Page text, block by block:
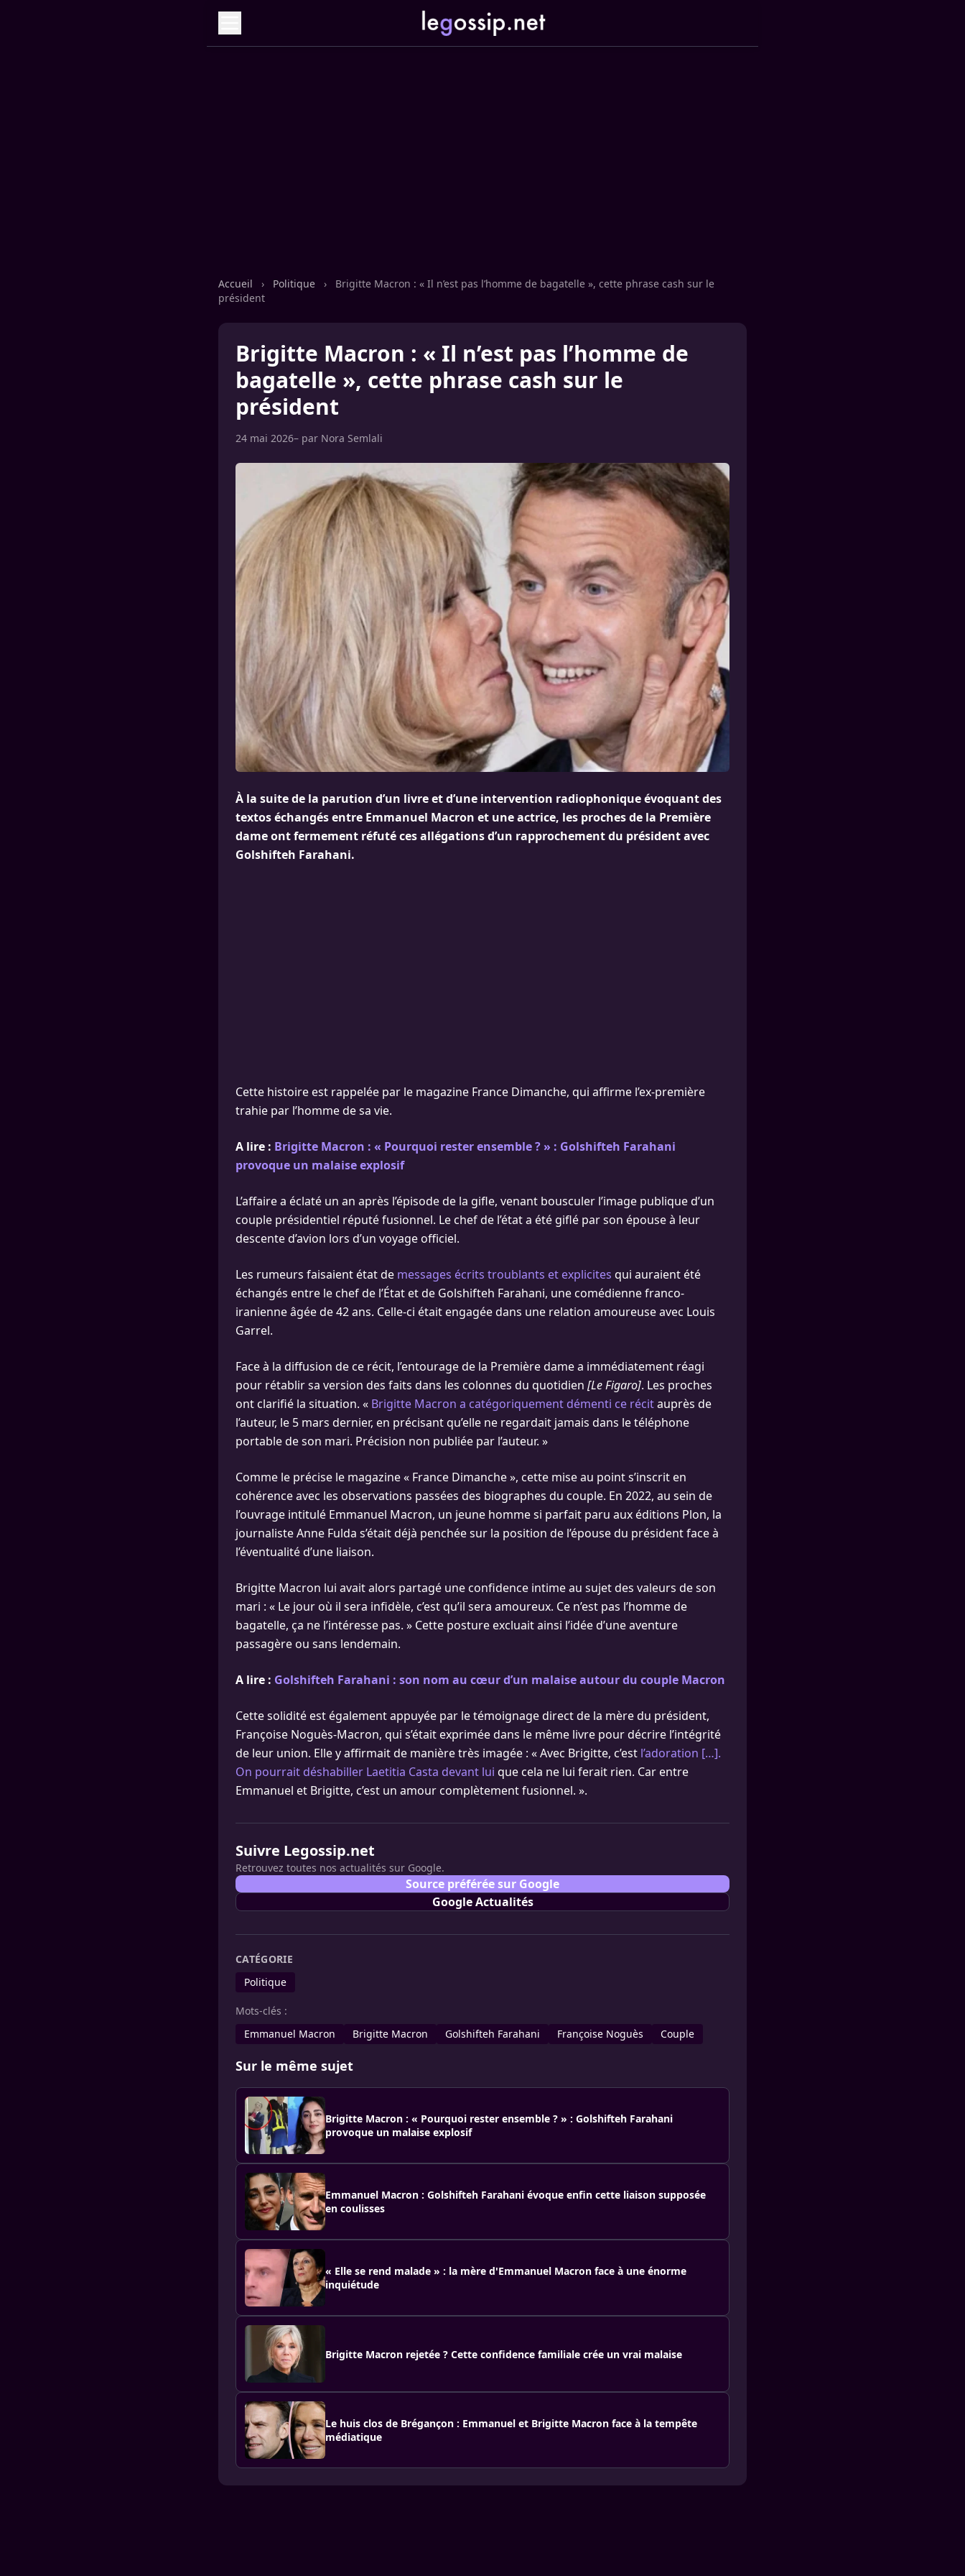
Accueil › Politique ›
Brigitte Macron : « Il n’est pas l’homme de bagatelle », cette phrase cash sur le
président
Brigitte Macron : « Il n’est pas l’homme de
bagatelle », cette phrase cash sur le
président
24 mai 2026– par Nora Semlali
À la suite de la parution d’un livre et d’une intervention radiophonique évoquant des
textos échangés entre Emmanuel Macron et une actrice, les proches de la Première
dame ont fermement réfuté ces allégations d’un rapprochement du président avec
Golshifteh Farahani.
Cette histoire est rappelée par le magazine France Dimanche, qui affirme l’ex-première
trahie par l’homme de sa vie.
A lire : Brigitte Macron : « Pourquoi rester ensemble ? » : Golshifteh Farahani
provoque un malaise explosif
L’affaire a éclaté un an après l’épisode de la gifle, venant bousculer l’image publique d’un
couple présidentiel réputé fusionnel. Le chef de l’état a été giflé par son épouse à leur
descente d’avion lors d’un voyage officiel.
Les rumeurs faisaient état de messages écrits troublants et explicites qui auraient été
échangés entre le chef de l’État et de Golshifteh Farahani, une comédienne franco-
iranienne âgée de 42 ans. Celle-ci était engagée dans une relation amoureuse avec Louis
Garrel.
Face à la diffusion de ce récit, l’entourage de la Première dame a immédiatement réagi
pour rétablir sa version des faits dans les colonnes du quotidien [Le Figaro]. Les proches
ont clarifié la situation. « Brigitte Macron a catégoriquement démenti ce récitauprès de
l’auteur, le 5 mars dernier, en précisant qu’elle ne regardait jamais dans le téléphone
portable de son mari. Précision non publiée par l’auteur. »
Comme le précise le magazine « France Dimanche », cette mise au point s’inscrit en
cohérence avec les observations passées des biographes du couple. En 2022, au sein de
l’ouvrage intitulé Emmanuel Macron, un jeune homme si parfait paru aux éditions Plon, la
journaliste Anne Fulda s’était déjà penchée sur la position de l’épouse du président face à
l’éventualité d’une liaison.
Brigitte Macron lui avait alors partagé une confidence intime au sujet des valeurs de son
mari : « Le jour où il sera infidèle, c’est qu’il sera amoureux. Ce n’est pas l’homme de
bagatelle, ça ne l’intéresse pas. » Cette posture excluait ainsi l’idée d’une aventure
passagère ou sans lendemain.
A lire : Golshifteh Farahani : son nom au cœur d’un malaise autour du couple Macron
Cette solidité est également appuyée par le témoignage direct de la mère du président,
Françoise Noguès-Macron, qui s’était exprimée dans le même livre pour décrire l’intégrité
de leur union. Elle y affirmait de manière très imagée : « Avec Brigitte, c’est l’adoration […].
On pourrait déshabiller Laetitia Casta devant lui que cela ne lui ferait rien. Car entre
Emmanuel et Brigitte, c’est un amour complètement fusionnel. ».
Suivre Legossip.net
Retrouvez toutes nos actualités sur Google.
Source préférée sur Google
Google Actualités
CATÉGORIE
Politique
Mots-clés :
Emmanuel Macron
Brigitte Macron Golshifteh Farahani Françoise Noguès Couple
Sur le même sujet
Brigitte Macron : « Pourquoi rester ensemble ? » : Golshifteh Farahani
provoque un malaise explosif
Emmanuel Macron : Golshifteh Farahani évoque enfin cette liaison supposée
en coulisses
« Elle se rend malade » : la mère d'Emmanuel Macron face à une énorme
inquiétude
Brigitte Macron rejetée ? Cette confidence familiale crée un vrai malaise
Le huis clos de Brégançon : Emmanuel et Brigitte Macron face à la tempête
médiatique